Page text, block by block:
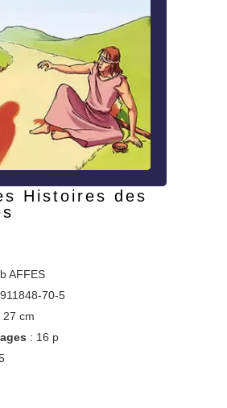
Histoires des
AFFES
70-5
cm
: 16 p